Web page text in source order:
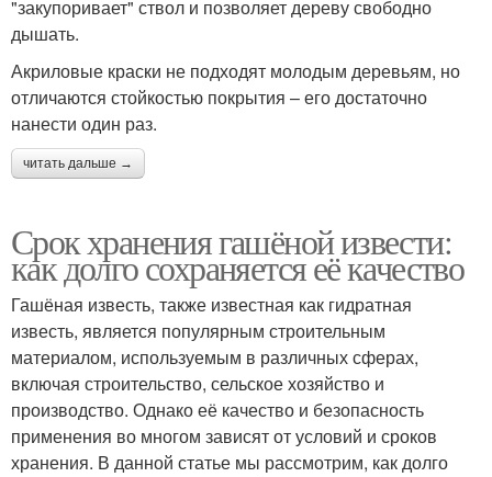
"закупоривает" ствол и позволяет дереву свободно
дышать.
Акриловые краски не подходят молодым деревьям, но
отличаются стойкостью покрытия – его достаточно
нанести один раз.
читать дальше →
Срок хранения гашёной извести:
как долго сохраняется её качество
Гашёная известь, также известная как гидратная
известь, является популярным строительным
материалом, используемым в различных сферах,
включая строительство, сельское хозяйство и
производство. Однако её качество и безопасность
применения во многом зависят от условий и сроков
хранения. В данной статье мы рассмотрим, как долго